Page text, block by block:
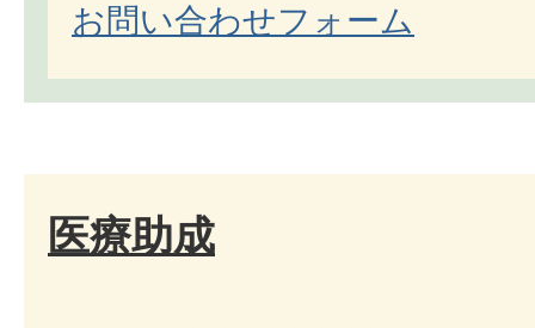
お問い合わせフォーム
医療助成